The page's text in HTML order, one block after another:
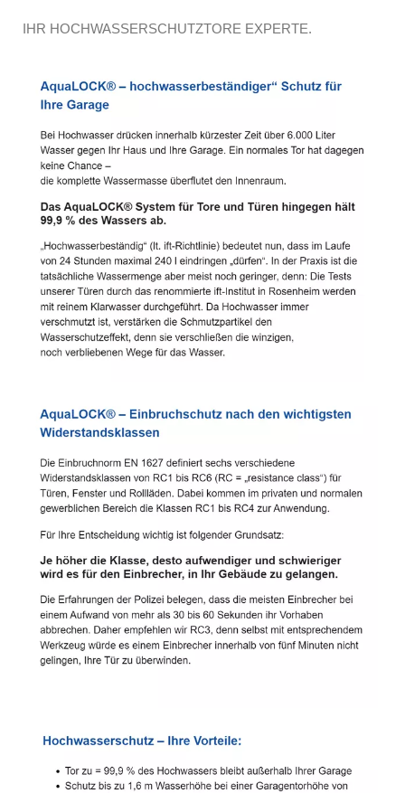
IHR HOCHWASSERSCHUTZTORE EXPERTE.